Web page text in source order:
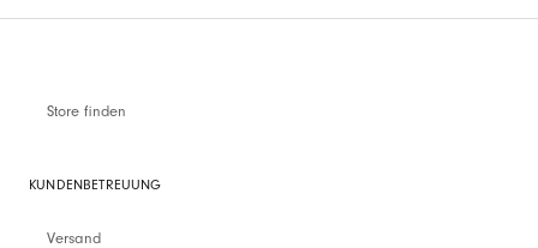
Store finden
KUNDENBETREUUNG
Versand